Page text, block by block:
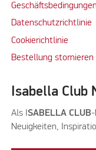
Datenschutzrichtlinie
Cookierichtlinie
Bestellung stornieren
Isabella Club
Als ISABELLA CLUB-
Neuigkeiten,